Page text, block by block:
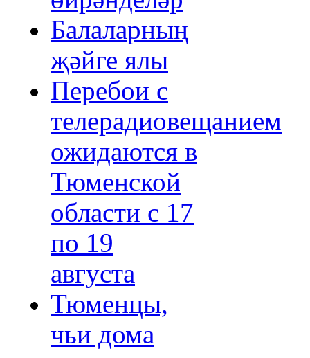
Балаларның
җәйге ялы
Перебои с
телерадиовещанием
ожидаются в
Тюменской
области с 17
по 19
августа
Тюменцы,
чьи дома